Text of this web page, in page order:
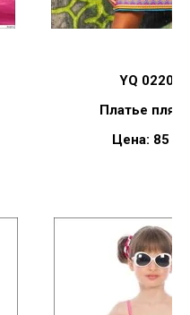
YQ 022006
Платье
Цена: 85